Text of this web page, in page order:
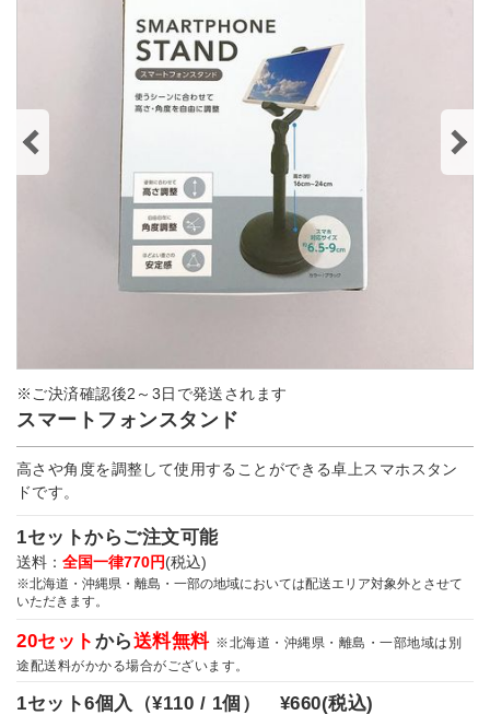
※ご決済確認後2～3日で発送されます
スマートフォンスタンド
高さや角度を調整して使用することができる卓上スマホスタン
ドです。
1セットからご注文可能
送料： 全国一律770円(税込)
※北海道・沖縄県・離島・一部の地域においては配送エリア対象外とさせて
いただきます。
20セット から送料無料 ※北海道・沖縄県・離島・一部地域は別
途配送料がかかる場合がございます。
1セット6個入（¥110 / 1個） ¥660(税込)